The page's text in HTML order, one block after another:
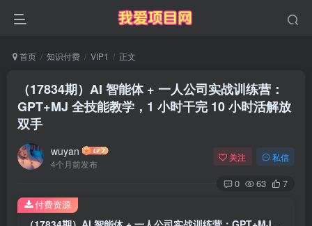
首页 知识付费 VIP1 正文
（17834期）AI 智能体 + 一人公司实战训练营：
GPT+MJ 全技能教学，1 小时干完 10 小时活解放
双手
wuyan
4个月前发布
关注 私信
0 63 7
付费资源